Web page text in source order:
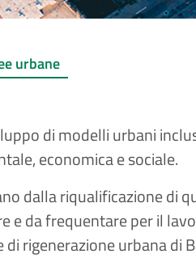
urbane
di modelli urbani
economica e sociale.
dalla riqualificazione di
e da frequentare per il
rigenerazione urbana di